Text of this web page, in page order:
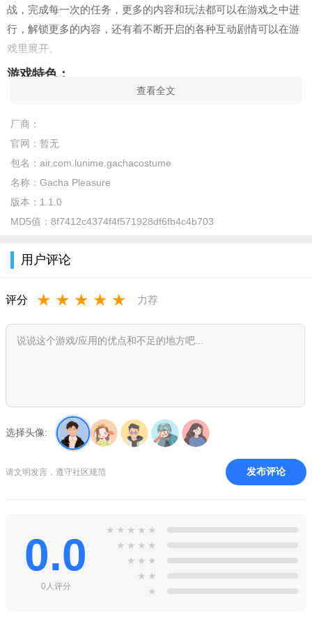
战，完成每一次的任务，更多的内容和玩法都可以在游戏之中进
行，解锁更多的内容，还有着不断开启的各种互动剧情可以在游
戏里展开。
游戏特色：
有的装扮；
2、可以自由的打扮自己的角色，游戏之中可以设计有不同的
剧情和玩法；
1、超多的游戏奖励提供，不同的装扮元素融入其中，凭借自
2、丰富有趣的玩法，指尖简单轻松的操作方式，各种风格的
服饰让你的角色呈现出不同的风格！
1、非常独特的角色换装系统，我们能够去更好的装扮自己的
2、在这里我们是可以看到有不少丰富的场景和造型能够去挑
个换装过程都很迅速。
查看全文
厂商：
官网： 暂无
包名： air.com.lunime.gachacostume
名称： Gacha Pleasure
版本： 1.1.0
MD5值： 8f7412c4374f4f571928df6fb4c4b703
用户评论
评分 ★ ★ ★ ★ ★ 力荐
选择头像:
请文明发言，遵守社区规范 发布评论
0.0
0人评分
★ ★ ★ ★ ★
★ ★ ★ ★
★ ★ ★
★ ★
★